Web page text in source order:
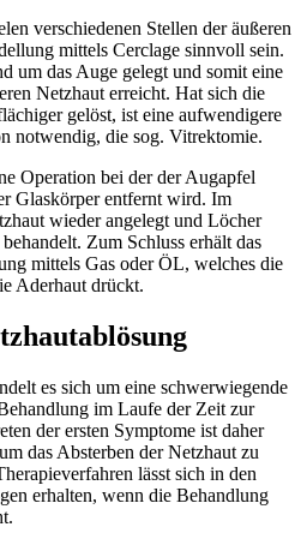
verschiedenen Stellen der äußeren
mittels Cerclage sinnvoll sein.
um das Auge gelegt und somit eine
Netzhaut erreicht. Hat sich die
gelöst, ist eine aufwendigere
notwendig, die sog. Vitrektomie.
Operation bei der der Augapfel
Glaskörper entfernt wird. Im
wieder angelegt und Löcher
Zum Schluss erhält das
mittels Gas oder ÖL, welches die
Aderhaut drückt.
es sich um eine schwerwiegende
im Laufe der Zeit zur
der ersten Symptome ist daher
das Absterben der Netzhaut zu
lässt sich in den
erhalten, wenn die Behandlung